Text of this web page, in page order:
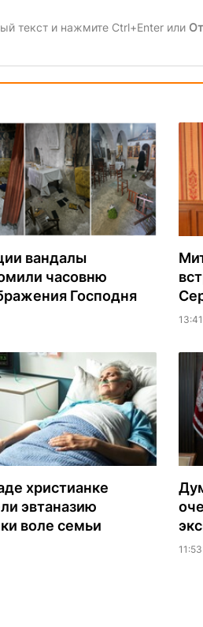
текст и нажмите Ctrl+Enter или
вандалы
часовню
Господня
13:41
христианке
эвтаназию
воле семьи
11:53